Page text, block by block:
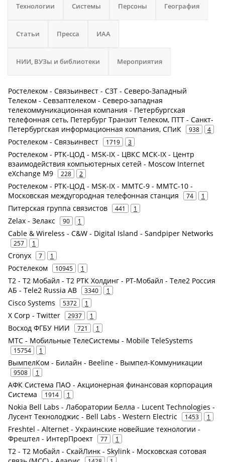
Технологии Системы Персоны География
Статьи Пресса ИАА
НИИ, ВУЗы и библиотеки Мероприятия
Ростелеком - Связьинвест - СЗТ - Северо-Западный
Телеком - Севзаптелеком - Северо-западная
телекоммуникационная компания - Петербургская
телефонная сеть, Петербург Транзит Телеком, ПТТ - Санкт-
Петербургская информационная компания, СПиК
938 4
Ростелеком - Связьинвест 1719 3
Ростелеком - РТК-ЦОД - MSK-IX - ЦВКС МСК-IX - Центр
взаимодействия компьютерных сетей - Moscow Internet
eXchange M9
228 2
Ростелеком - РТК-ЦОД - MSK-IX - ММТС-9 - ММТС-10 -
Московская междугородная телефонная станция
74 1
Питерская группа связистов 441 1
Zelax - Зелакс 90 1
Cable & Wireless - C&W - Digital Island - Sandpiper Networks
257 1
Cronyx 7 1
Ростелеком 10945 1
Т2 - Т2 Мобайл - Т2 РТК Холдинг - РТ-Мобайл - Теле2 Россия
АБ - Tele2 Russia AB
3340 1
Cisco Systems 5372 1
X Corp - Twitter 2937 1
Восход ФГБУ НИИ 721 1
МТС - Мобильные ТелеСистемы - Mobile TeleSystems
15754 1
ВымпелКом - Билайн - Beeline - Вымпел-Коммуникации
9508 1
АФК Система ПАО - Акционерная финансовая корпорация
Система
1914 1
Nokia Bell Labs - Лаборатории Белла - Lucent Technologies -
Лусент Текнолоджис - Bell Labs - Western Electric
1453 1
Freshtel - Alternet - Украинские новейшие технологии -
Фрештел - ИнтерПроект
77 1
Т2 - Т2 Мобайл - СкайЛинк - Skylink - Московская сотовая